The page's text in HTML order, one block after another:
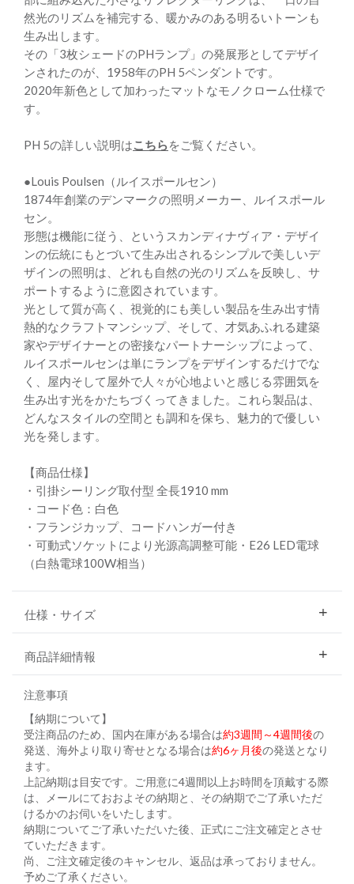
然光のリズムを補完する、暖かみのある明るいトーンも
生み出します。
その「3枚シェードのPHランプ」の発展形としてデザイ
ンされたのが、1958年のPH 5ペンダントです。
2020年新色として加わったマットなモノクローム仕様で
す。
PH 5の詳しい説明はこちらをご覧ください。
●Louis Poulsen（ルイスポールセン）
1874年創業のデンマークの照明メーカー、ルイスポール
セン。
形態は機能に従う、というスカンディナヴィア・デザイ
ンの伝統にもとづいて生み出されるシンプルで美しいデ
ザインの照明は、どれも自然の光のリズムを反映し、サ
ポートするように意図されています。
光として質が高く、視覚的にも美しい製品を生み出す情
熱的なクラフトマンシップ、そして、才気あふれる建築
家やデザイナーとの密接なパートナーシップによって、
ルイスポールセンは単にランプをデザインするだけでな
く、屋内そして屋外で人々が心地よいと感じる雰囲気を
生み出す光をかたちづくってきました。これら製品は、
どんなスタイルの空間とも調和を保ち、魅力的で優しい
光を発します。
【商品仕様】
・引掛シーリング取付型 全長1910 mm
・コード色：白色
・フランジカップ、コードハンガー付き
・可動式ソケットにより光源高調整可能・E26 LED電球
（白熱電球100W相当）
仕様・サイズ
商品詳細情報
注意事項
【納期について】
受注商品のため、国内在庫がある場合は約3週間～4週間後の
発送、海外より取り寄せとなる場合は約6ヶ月後の発送となり
ます。
上記納期は目安です。ご用意に4週間以上お時間を頂戴する際
は、メールにておおよその納期と、その納期でご了承いただ
けるかのお伺いをいたします。
納期についてご了承いただいた後、正式にご注文確定とさせ
ていただきます。
尚、ご注文確定後のキャンセル、返品は承っておりません。
予めご了承ください。